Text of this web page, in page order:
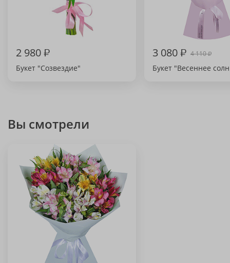
2 980₽
Букет "Созвездие"
3 080₽ 4 110₽
Букет "Весеннее
Вы смотрели